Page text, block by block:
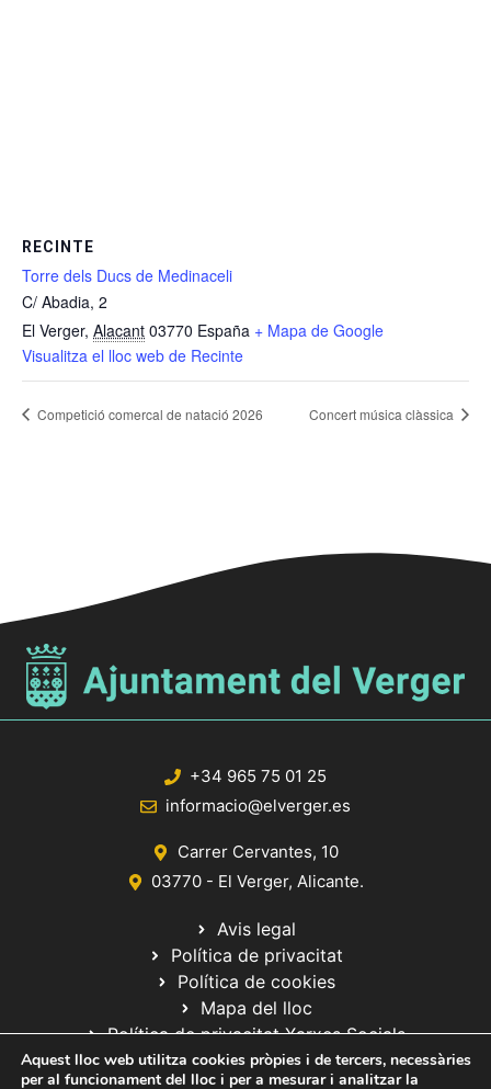
RECINTE
Torre dels Ducs de Medinaceli
C/ Abadia, 2
El Verger, Alacant 03770 España + Mapa de Google
Visualitza el lloc web de Recinte
Competició comercal de natació 2026 Concert música clàssica
+34 965 75 01 25
informacio@elverger.es
Carrer Cervantes, 10
03770 - El Verger, Alicante.
Avis legal
Política de privacitat
Política de cookies
Mapa del lloc
Política de privacitat Xarxes Socials
Aquest lloc web utilitza cookies pròpies i de tercers, necessàries
per al funcionament del lloc i per a mesurar i analitzar la